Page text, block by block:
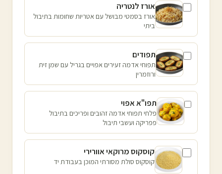
אורז לנטריה
אורז בסמטי מבושל עם אטריות שחומות בתיבול
ביתי
תפודים
תפוחי אדמה זעירים אפויים בגריל עם שמן זית
ורוזמרין
תפו"א אפוי
פלחי תפוחי אדמה זהובים ופריכים בתיבול
פפריקה ועשבי תיבול
קוסקוס מרוקאי אוורירי
קוסקוס סולת מסורתי המוכן בעבודת יד